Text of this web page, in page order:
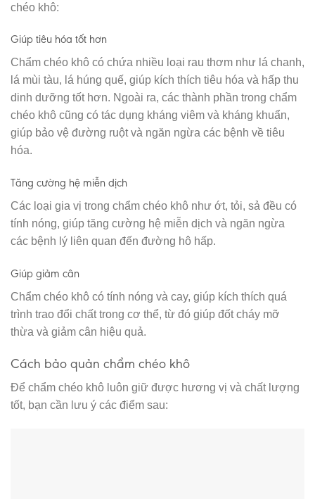
chéo khô:
Giúp tiêu hóa tốt hơn
Chẩm chéo khô có chứa nhiều loại rau thơm như lá chanh,
lá mùi tàu, lá húng quế, giúp kích thích tiêu hóa và hấp thu
dinh dưỡng tốt hơn. Ngoài ra, các thành phần trong chẩm
chéo khô cũng có tác dụng kháng viêm và kháng khuẩn,
giúp bảo vệ đường ruột và ngăn ngừa các bệnh về tiêu
hóa.
Tăng cường hệ miễn dịch
Các loại gia vị trong chẩm chéo khô như ớt, tỏi, sả đều có
tính nóng, giúp tăng cường hệ miễn dịch và ngăn ngừa
các bệnh lý liên quan đến đường hô hấp.
Giúp giảm cân
Chẩm chéo khô có tính nóng và cay, giúp kích thích quá
trình trao đổi chất trong cơ thể, từ đó giúp đốt cháy mỡ
thừa và giảm cân hiệu quả.
Cách bảo quản chẩm chéo khô
Để chẩm chéo khô luôn giữ được hương vị và chất lượng
tốt, bạn cần lưu ý các điểm sau: